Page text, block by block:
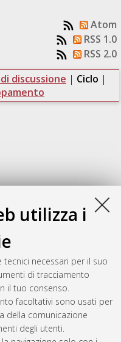
utilizza i
necessari per il suo
di tracciamento
il tuo consenso.
facoltativi sono usati per
della comunicazione
degli utenti.
Atom
RSS 1.0
RSS 2.0
discussione | Ciclo |
the fit of
data under model
Alma Mater Studiorum
in
ilSat Aug 8 20:46:40 2026